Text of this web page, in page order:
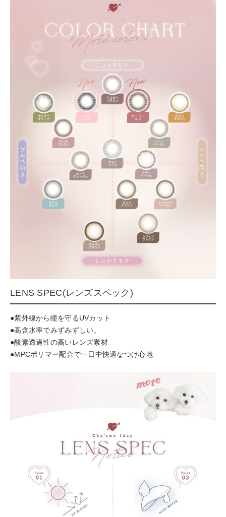
LENS SPEC(レンズスペック)
●紫外線から瞳を守るUVカット
●高含水率でみずみずしい。
●酸素透過性の高いレンズ素材
●MPCポリマー配合で一日中快適なつけ心地